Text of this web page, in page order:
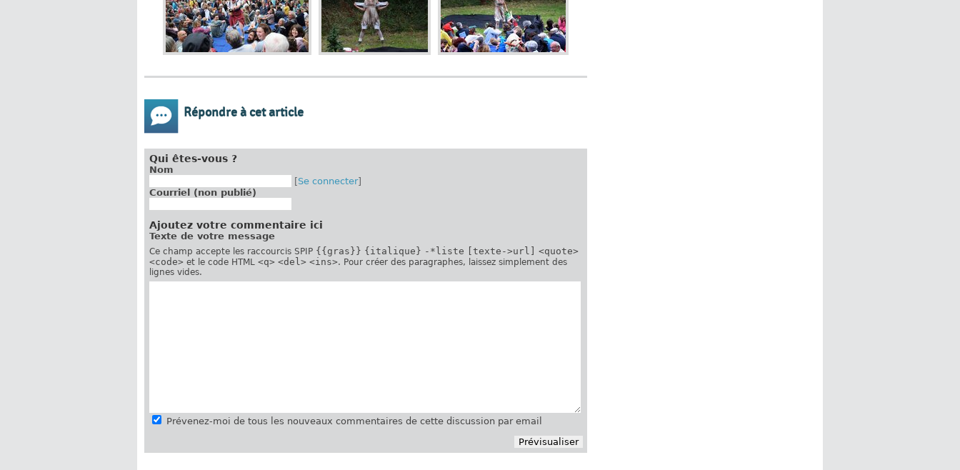
Répondre à cet article
Qui êtes-vous ?
Nom
[Se connecter]
Courriel (non publié)
Ajoutez votre commentaire ici
Texte de votre message
Ce champ accepte les raccourcis SPIP {{gras}} {italique} -*liste [texte->url]
<quote>
<code> et le code HTML <q> <del> <ins>. Pour créer des paragraphes, laissez simplement des
lignes vides.
Prévenez-moi de tous les nouveaux commentaires de cette discussion par email